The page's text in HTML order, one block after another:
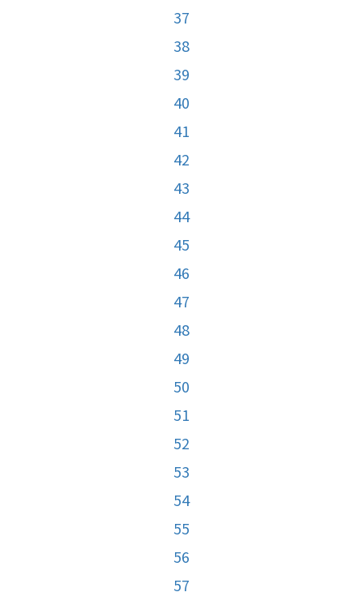
37
38
39
40
41
42
43
44
45
46
47
48
49
50
51
52
53
54
55
56
57